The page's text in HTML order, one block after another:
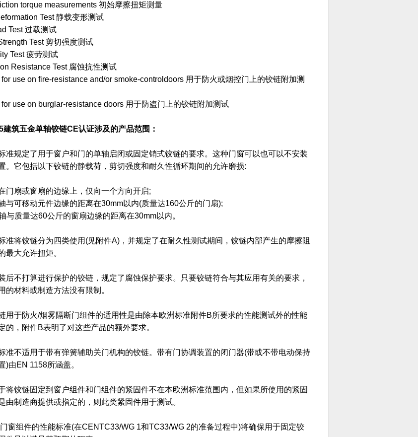
torque measurements 初始摩擦扭矩测量
Test 静载变形测试
Test 过载测试
Test 剪切强度测试
Test 疲劳测试
Resistance Test 腐蚀抗性测试
use on fire-resistance and/or smoke-controldoors 用于防火或烟控门上的铰链附加测
for use on burglar-resistance doors 用于防盗门上的铰链附加测试
建筑五金单轴铰链CE认证涉及的产品范围：
准规定了用于窗户和门的单轴启闭或固定销式铰链的要求。这种门窗可以也可以不安装
。它包括以下铰链的静载荷，剪切强度和耐久性循环期间的允许磨损:
门扇或窗扇的边缘上，仅向一个方向开启;
与可移动元件边缘的距离在30mm以内(质量达160公斤的门扇);
与质量达60公斤的窗扇边缘的距离在30mm以内。
准将铰链分为四类使用(见附件A)，并规定了在耐久性测试期间，铰链内部产生的摩擦阻
最大允许扭矩。
后不打算进行保护的铰链，规定了腐蚀保护要求。只要铰链符合与其应用有关的要求，
的材料或制造方法没有限制。
用于防火/烟雾隔断门组件的适用性是由除本欧洲标准附件B所要求的性能测试外的性能
的，附件B表明了对这些产品的额外要求。
准不适用于带有弹簧辅助关门机构的铰链。带有门协调装置的闭门器(带或不带电动保持
)由EN 1158所涵盖。
将铰链固定到窗户组件和门组件的紧固件不在本欧洲标准范围内，但如果所使用的紧固
由制造商提供或指定的，则此类紧固件用于测试。
窗组件的性能标准(在CENTC33/WG 1和TC33/WG 2的准备过程中)将确保用于固定铰